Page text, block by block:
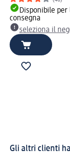
Disponibile per
consegna
seleziona il
Gli altri clienti